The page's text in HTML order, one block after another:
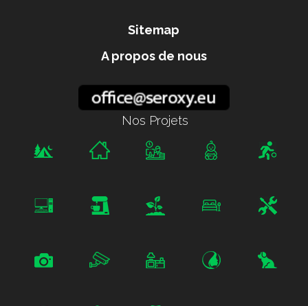
Sitemap
A propos de nous
Nos Projets